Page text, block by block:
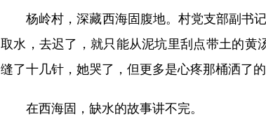
杨岭村，深藏西海固腹地。村党支部副书记
取水，去迟了，就只能从泥坑里刮点带土的黄
缝了十几针，她哭了，但更多是心疼那桶洒了
在西海固，缺水的故事讲不完。